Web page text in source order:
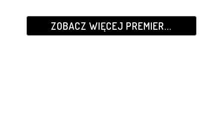
ZOBACZ WIĘCEJ PREMIER...